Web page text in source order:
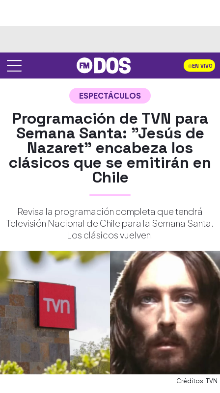
EN VIVO
ESPECTÁCULOS
Programación de TVN para
Semana Santa: "Jesús de
Nazaret" encabeza los
clásicos que se emitirán en
Chile
Revisa la programación completa que tendrá
Televisión Nacional de Chile para la Semana Santa.
Los clásicos vuelven.
Créditos: TVN